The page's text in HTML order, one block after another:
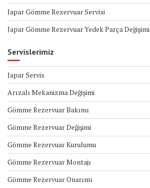
Japar Gömme Rezervuar Servisi
Japar Gömme Rezervuar Yedek Parça Değişimi
Servislerimiz
Japar Servis
Arızalı Mekanizma Değişimi
Gömme Rezervuar Bakımı
Gömme Rezervuar Değişimi
Gömme Rezervuar Kurulumu
Gömme Rezervuar Montajı
Gömme Rezervuar Onarımı